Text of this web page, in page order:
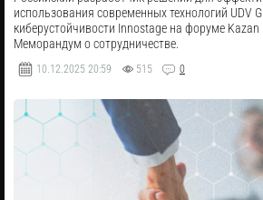
использования современных технологий UDV
киберустойчивости Innostage на форуме
Меморандум о сотрудничестве.
10.12.2025 20:59 515 0